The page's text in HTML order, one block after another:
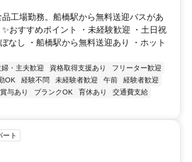
工場勤務。船橋駅から無料送迎バスがあ
おすすめポイント ・未経験歓迎 ・土日祝
なし ・船橋駅から無料送迎あり ・ホット
婦・主夫歓迎 資格取得支援あり
フリーター歓迎
OK 経験不問 未経験者歓迎 午前
経験者歓迎
賞与あり ブランクOK 育休あり
交通費支給
ート